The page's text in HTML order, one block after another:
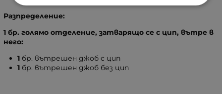
Разпределение:
1 бр. голямо отделение, затварящо се с цип, вътре в
него:
1 бр. вътрешен джоб с цип
1 бр. вътрешен джоб без цип